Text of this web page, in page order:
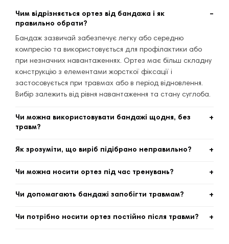
Чим відрізняється ортез від бандажа і як
правильно обрати?
Бандаж зазвичай забезпечує легку або середню
компресію та використовується для профілактики або
при незначних навантаженнях. Ортез має більш складну
конструкцію з елементами жорсткої фіксації і
застосовується при травмах або в період відновлення.
Вибір залежить від рівня навантаження та стану суглоба.
Чи можна використовувати бандажі щодня, без
травм?
використання. Вони допомагають зменшити
активного способу життя, але важливо обирати
Як зрозуміти, що виріб підібрано неправильно?
оніміння, дискомфорт або, навпаки, відсутність фіксації.
тому важливо точно дотримуватись розмірної сітки
Чи можна носити ортез під час тренувань?
бандажі розраховані на активні навантаження, тоді як
або за рекомендацією спеціаліста.
Чи допомагають бандажі запобігти травмам?
стабілізують рух і зменшують мікровібрації під час
Чи потрібно носити ортез постійно після травми?